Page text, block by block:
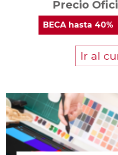
Precio
BECAhasta 40%
Ir al